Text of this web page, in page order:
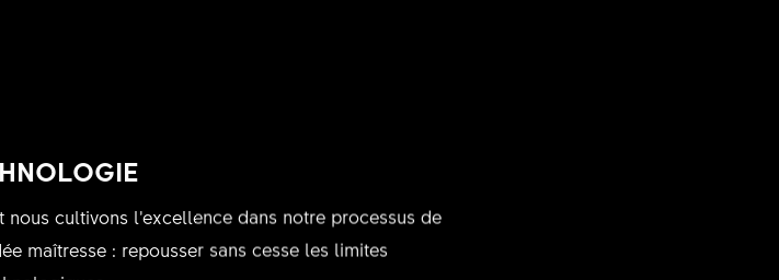
nous cultivons l’excellence dans notre processus de
maîtresse : repousser sans cesse les limites